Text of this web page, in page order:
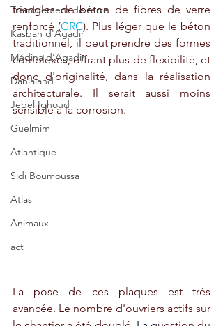
Tremblement de terre
Kasbah d'Agadir
Médina d'Agadir
Danialand
Jebel Ighoud
Guelmim
Atlantique
Sidi Boumoussa
Atlas
Animaux
act
triangles de béton de fibres de verre
renforcé (GRC). Plus léger que le béton
traditionnel, il peut prendre des formes
complexes, offrant plus de flexibilité, et
donc d'originalité, dans la réalisation
architecturale. Il serait aussi moins
sensible à la corrosion.
La pose de ces plaques est très
avancée. Le nombre d'ouvriers actifs sur